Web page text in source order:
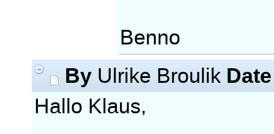
Benno
By Ulrike Broulik Date
Hallo Klaus,